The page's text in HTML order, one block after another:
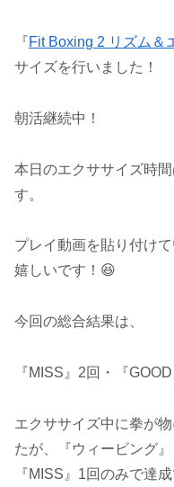
『Fit Boxing 2 リズム＆
サイズを行いました！
朝活継続中！
本日のエクササイズ時
す。
プレイ動画を貼り付け
嬉しいです！😆
今回の総合結果は、
『MISS』2回・『
エクササイズ中に拳が
たが、『ウィービング
『MISS』1回のみで達